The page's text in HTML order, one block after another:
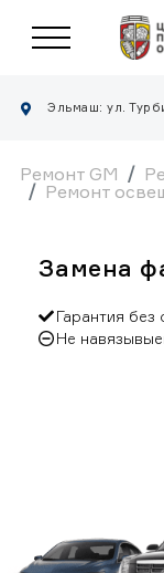
Эльмаш: ул.
Ремонт GM
Ремонт
Замена
Гарантия без
Не